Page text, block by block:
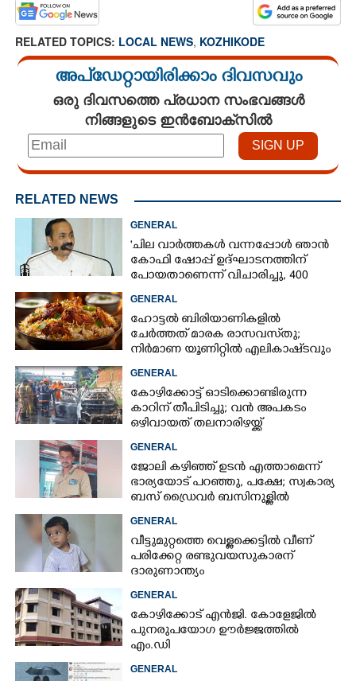
RELATED TOPICS: LOCAL NEWS, KOZHIKODE
അപ്ഡേറ്റായിരിക്കാം ദിവസവും
ഒരു ദിവസത്തെ പ്രധാന സംഭവങ്ങൾ
നിങ്ങളുടെ ഇൻബോക്സിൽ
RELATED NEWS
GENERAL
'ചില വാർത്തകൾ വന്നപ്പോൾ ഞാൻ
കോഫി ഷോപ്പ് ഉദ്ഘാടനത്തിന്
പോയതാണെന്ന് വിചാരിച്ചു, 400
GENERAL
ഹോട്ടൽ ബിരിയാണികളിൽ
ചേർത്തത് മാരക രാസവസ്‌തു;
നിർമാണ യൂണിറ്റിൽ എലികാഷ്‌ടവും
GENERAL
കോഴിക്കോട്ട് ഓടിക്കൊണ്ടിരുന്ന
കാറിന് തീപിടിച്ചു; വൻ അപകടം
ഒഴിവായത് തലനാരിഴയ്ക്ക്
GENERAL
ജോലി കഴിഞ്ഞ് ഉടൻ എത്താമെന്ന്
ഭാര്യയോട് പറഞ്ഞു, പക്ഷേ; സ്വകാര്യ
ബസ് ഡ്രൈവ‌ർ ബസിനുള്ളിൽ
GENERAL
വീട്ടുമുറ്റത്തെ വെള്ളക്കെട്ടിൽ വീണ്
പരിക്കേറ്റ രണ്ടുവയസുകാരന്
ദാരുണാന്ത്യം
GENERAL
കോഴിക്കോട് എൻജി. കോളേജിൽ
പുനരുപയോഗ ഊർജ്ജത്തിൽ
എം.ഡി
GENERAL